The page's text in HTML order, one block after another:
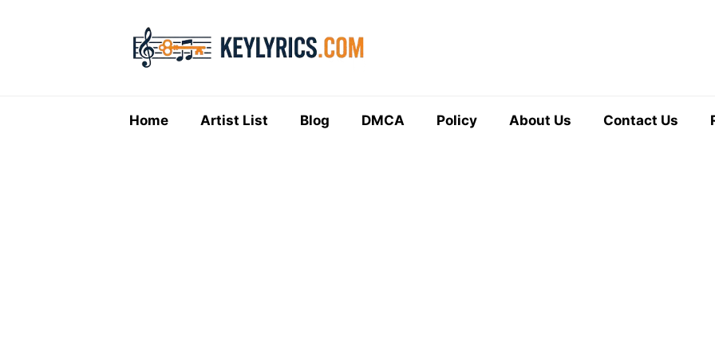
Home Artist List Blog DMCA Policy About Us Contact Us